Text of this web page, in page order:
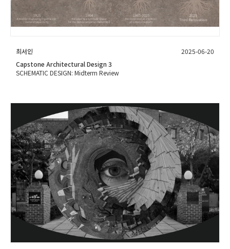
최서인
2025-06-20
Capstone Architectural Design 3
SCHEMATIC DESIGN: Midterm Review